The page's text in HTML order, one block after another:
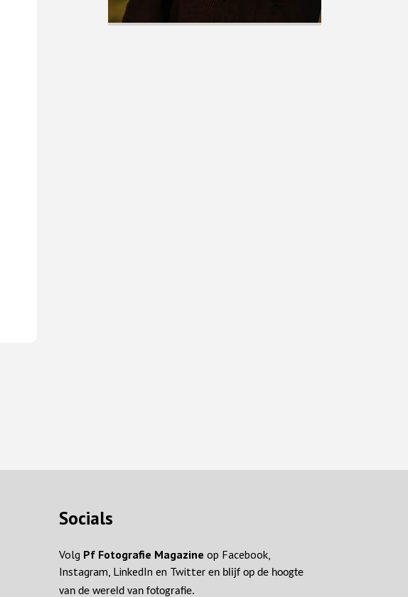
Socials
Volg Pf Fotografie Magazine op Facebook,
Instagram, LinkedIn en Twitteren blijf op de hoogte
van de wereld van fotografie.